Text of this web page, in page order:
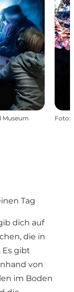
Museum Foto:
Tag
dich auf
die in
gibt
von
im Boden